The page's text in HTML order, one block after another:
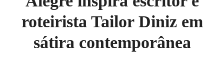
roteirista Tailor Diniz em
sátira contemporânea